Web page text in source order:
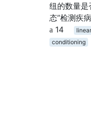
纽的数量是
态”检测疾
14
conditioning